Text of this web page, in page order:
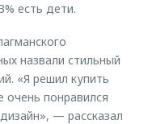
есть дети.
назвали стильный
«Я решил купить
понравился
— рассказал